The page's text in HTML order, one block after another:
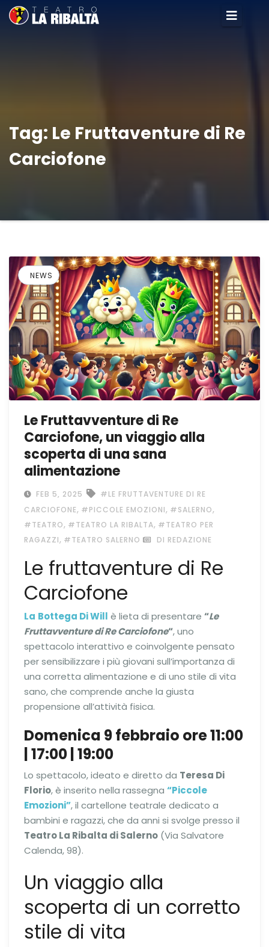
Tag: Le Fruttaventure di Re
Carciofone
NEWS
Le Fruttavventure di Re
Carciofone, un viaggio alla
scoperta di una sana
alimentazione
FEB 5, 2025
#LE FRUTTAVENTURE DI RE
CARCIOFONE, #PICCOLE EMOZIONI, #SALERNO,
#TEATRO, #TEATRO LA RIBALTA, #TEATRO PER
RAGAZZI, #TEATRO SALERNO DI REDAZIONE
Le fruttaventure di Re
Carciofone
La Bottega Di Will è lieta di presentare “Le
Fruttavventure di Re Carciofone“, uno
spettacolo interattivo e coinvolgente pensato
per sensibilizzare i più giovani sull’importanza di
una corretta alimentazione e di uno stile di vita
sano, che comprende anche la giusta
propensione all’attività fisica.
Domenica 9 febbraio ore 11:00
| 17:00 | 19:00
Lo spettacolo, ideato e diretto da Teresa Di
Florio, è inserito nella rassegna “Piccole
Emozioni”, il cartellone teatrale dedicato a
bambini e ragazzi, che da anni si svolge presso il
Teatro La Ribalta di Salerno (Via Salvatore
Calenda, 98).
Un viaggio alla
scoperta di un corretto
stile di vita